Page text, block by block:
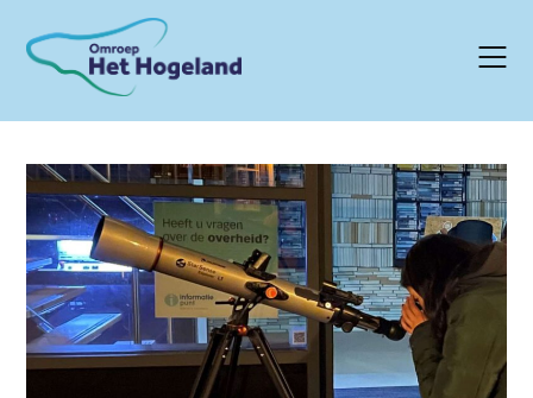
content